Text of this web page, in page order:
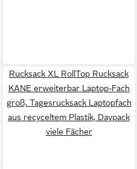
Rucksack XL RollTop Rucksack
KANE erweiterbar Laptop-Fach
groß, Tagesrucksack Laptopfach
aus recyceltem Plastik, Daypack
viele Fächer